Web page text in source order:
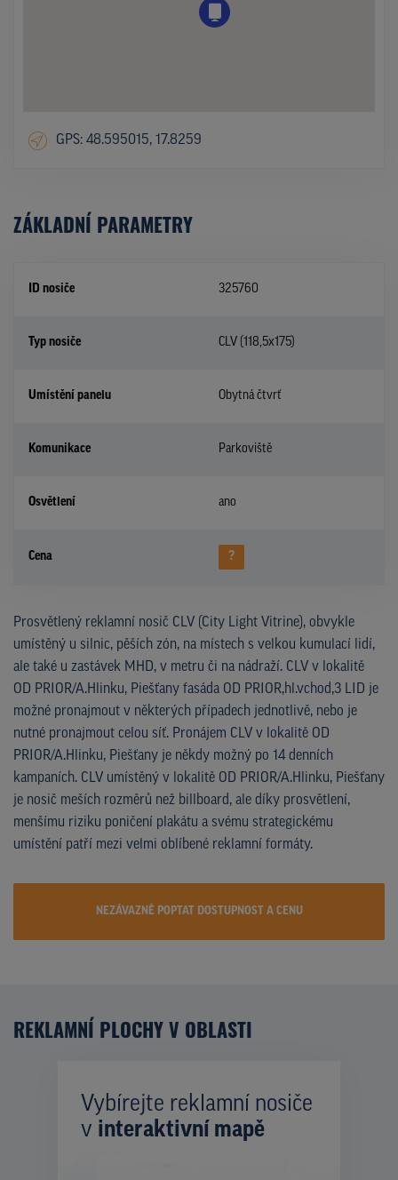
GPS: 48.595015, 17.8259
ZÁKLADNÍ PARAMETRY
ID nosiče 325760
Typ nosiče CLV (118,5x175)
Umístění panelu Obytná čtvrť
Komunikace Parkoviště
Osvětlení ano
Cena ?
Prosvětlený reklamní nosič CLV (City Light Vitrine), obvykle
umístěný u silnic, pěších zón, na místech s velkou kumulací lidí,
ale také u zastávek MHD, v metru či na nádraží. CLV v lokalitě
OD PRIOR/A.Hlinku, Piešťany fasáda OD PRIOR,hl.vchod,3 LID je
možné pronajmout v některých případech jednotlivě, nebo je
nutné pronajmout celou síť. Pronájem CLV v lokalitě OD
PRIOR/A.Hlinku, Piešťany je někdy možný po 14 denních
kampaních. CLV umístěný v lokalitě OD PRIOR/A.Hlinku, Piešťany
je nosič meších rozměrů než billboard, ale díky prosvětlení,
menšímu riziku poničení plakátu a svému strategickému
umístění patří mezi velmi oblíbené reklamní formáty.
NEZÁVAZNĚ POPTAT DOSTUPNOST A CENU
REKLAMNÍ PLOCHY V OBLASTI
Vybírejte reklamní nosiče
v interaktivní mapě